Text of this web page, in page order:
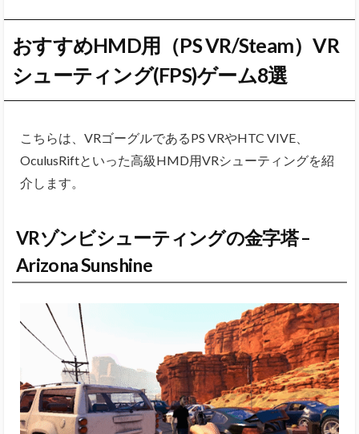
おすすめHMD用（PS VR/Steam）VR
シューティング(FPS)ゲーム8選
こちらは、VRゴーグルであるPS VRやHTC VIVE、
OculusRiftといった高級HMD用VRシューティングを紹
介します。
VRゾンビシューティングの金字塔 –
Arizona Sunshine